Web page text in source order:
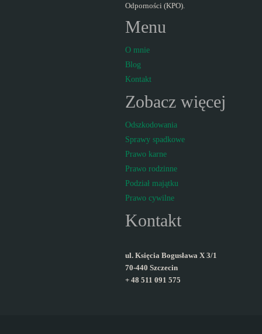
Odporności (KPO).
Menu
O mnie
Blog
Kontakt
Zobacz więcej
Odszkodowania
Sprawy spadkowe
Prawo karne
Prawo rodzinne
Podział majątku
Prawo cywilne
Kontakt
ul. Księcia Bogusława X 3/1
70-440 Szczecin
+ 48 511 091 575